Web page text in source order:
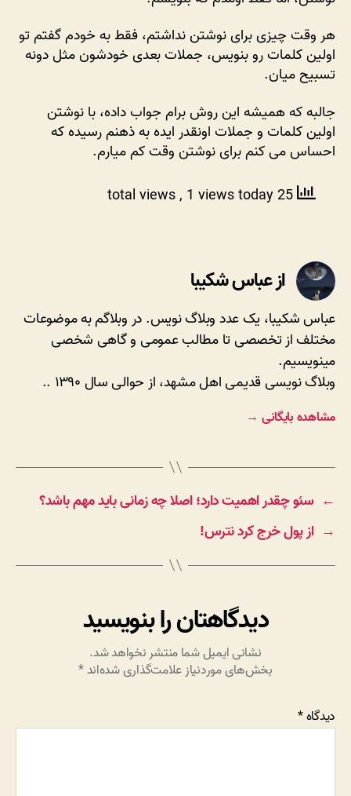
هر وقت چیزی برای نوشتن نداشتم، فقط به خودم گفتم تو
اولین کلمات رو بنویس، جملات بعدی خودشون مثل دونه
تسبیح میان.
جالبه که همیشه این روش برام جواب داده، با نوشتن
اولین کلمات و جملات اونقدر ایده به ذهنم رسیده که
احساس می کنم برای نوشتن وقت کم میارم.
, 1 views today
از عباس شکیبا
عباس شکیبا، یک عدد وبلاگ نویس. در وبلاگم به موضوعات
مختلف از تخصصی تا مطالب عمومی و گاهی شخصی
مینویسیم.
وبلاگ نویسی قدیمی اهل مشهد، از حوالی سال ۱۳۹۰ ..
مشاهده بایگانی →
← سئو چقدر اهمیت دارد؛ اصلا چه زمانی باید مهم باشد؟
→ از پول خرج کرد نترس!
دیدگاهتان را بنویسید
نشانی ایمیل شما منتشر نخواهد شد.
بخش‌های موردنیاز علامت‌گذاری شده‌اند*
دیدگاه*